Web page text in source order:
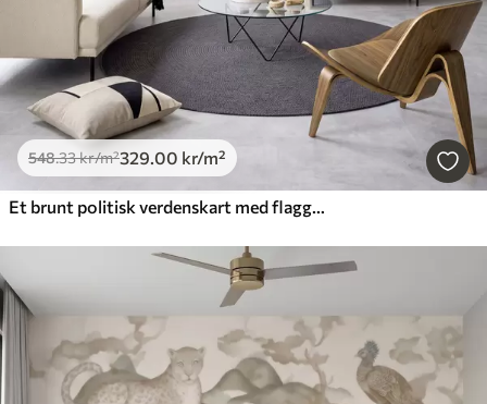
548.33kr/m²329.00 kr/m²
Et brunt politisk verdenskart med flagg på engelsk